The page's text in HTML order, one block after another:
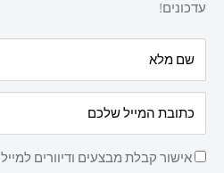
מאמרים
מדיניות החזרת מוצרים
עדכונים!
שם מלא
כתובת המייל שלכם
אישור קבלת מבצעים ודיוורים למייל